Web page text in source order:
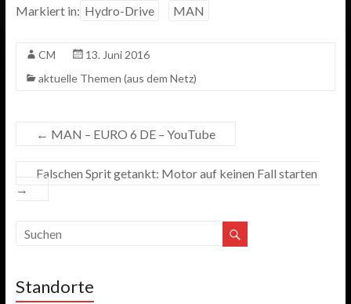
Markiert in: Hydro-Drive MAN
CM
13. Juni 2016
aktuelle Themen (aus dem Netz)
← MAN – EURO 6 DE – YouTube
Falschen Sprit getankt: Motor auf keinen Fall starten
→
Standorte